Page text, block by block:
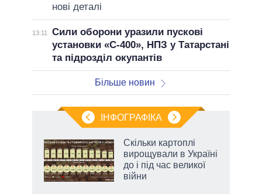
нові деталі
13:11
Сили оборони уразили пускові
установки «С-400», НПЗ у Татарстані
та підрозділ окупантів
Більше новин
ІНФОГРАФІКА
Скільки картоплі
вирощували в Україні
до і під час великої
війни